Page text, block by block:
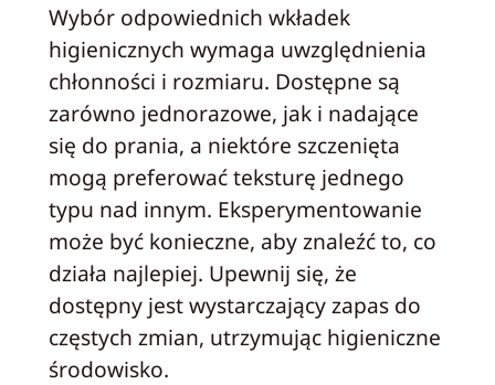
Wybór odpowiednich wkładek
higienicznych wymaga uwzględnienia
chłonności i rozmiaru. Dostępne są
zarówno jednorazowe, jak i nadające
się do prania, a niektóre szczenięta
mogą preferować teksturę jednego
typu nad innym. Eksperymentowanie
może być konieczne, aby znaleźć to, co
działa najlepiej. Upewnij się, że
dostępny jest wystarczający zapas do
częstych zmian, utrzymując higieniczne
środowisko.